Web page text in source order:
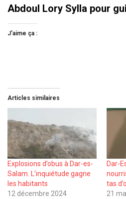
Abdoul Lory Sylla pour
J’aime ça :
Articles similaires
Explosions d’obus à Dar-es-
Salam. L’inquiétude gagne
les habitants
12 décembre 2024
Dar-
tas
21